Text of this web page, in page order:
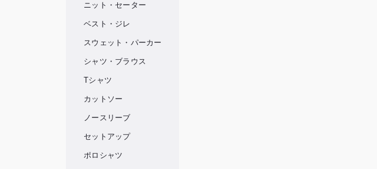
ニット・セーター
ベスト・ジレ
スウェット・パーカー
シャツ・ブラウス
Tシャツ
カットソー
ノースリーブ
セットアップ
ポロシャツ